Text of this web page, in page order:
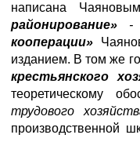
написана
районирование» -
кооперации»
изданием. В том же
крестьянского
теоретическому
трудового
производственной